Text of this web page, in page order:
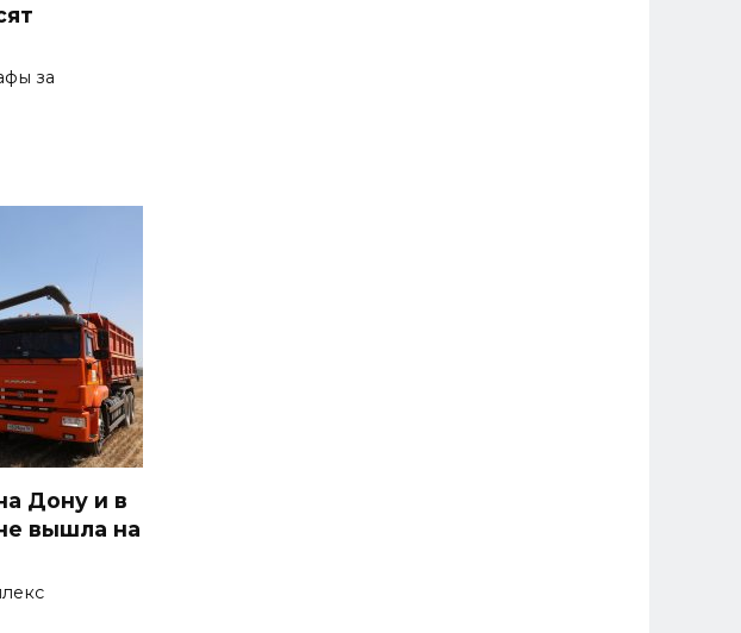
за
Дону и в
вышла на